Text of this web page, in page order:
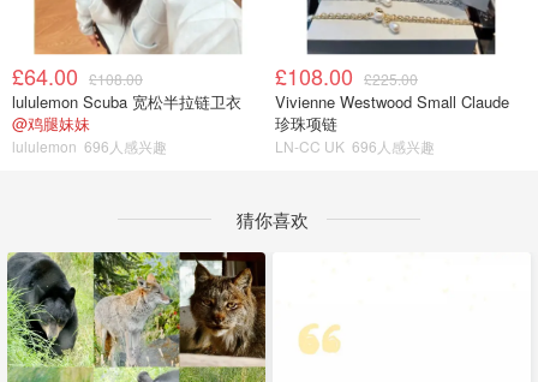
£64.00 £108.00
lululemon Scuba 宽松半拉链卫衣
@鸡腿妹妹
lululemon 696人感兴趣
£108.00 £225.00
Vivienne Westwood Small Claude
珍珠项链
LN-CC UK 696人感兴趣
猜你喜欢